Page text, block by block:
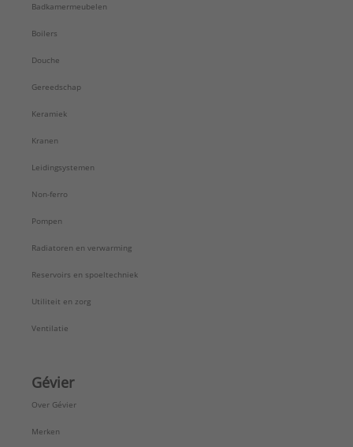
Badkamermeubelen
Boilers
Douche
Gereedschap
Keramiek
Kranen
Leidingsystemen
Non-ferro
Pompen
Radiatoren en verwarming
Reservoirs en spoeltechniek
Utiliteit en zorg
Ventilatie
Gévier
Over Gévier
Merken